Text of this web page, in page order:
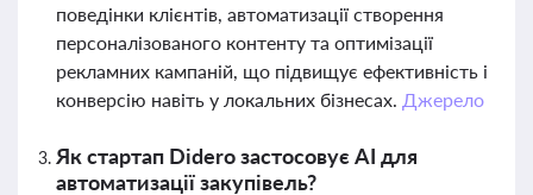
поведінки клієнтів, автоматизації створення
персоналізованого контенту та оптимізації
рекламних кампаній, що підвищує ефективність і
конверсію навіть у локальних бізнесах. Джерело
Як стартап Didero застосовує AI для
автоматизації закупівель?